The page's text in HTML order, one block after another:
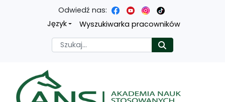
Przejdź
treści
głównej
Przejdź
menu
nawigacyjnego
Przejdź
wyszukiwarki
Przejdź
mapy
strony
Odwiedź nas:
Język
Wyszukiwarka pracowników
Szukaj
Akademia nauk